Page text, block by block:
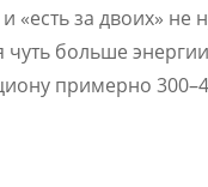
«есть за двоих» не
чуть больше
примерно